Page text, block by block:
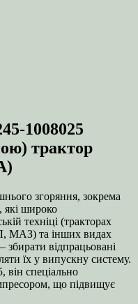
1008025
трактор
згоряння, зокрема
які широко
техніці (тракторах
МАЗ) та інших видах
відпрацьовані
їх у випускну систему.
він спеціально
що підвищує